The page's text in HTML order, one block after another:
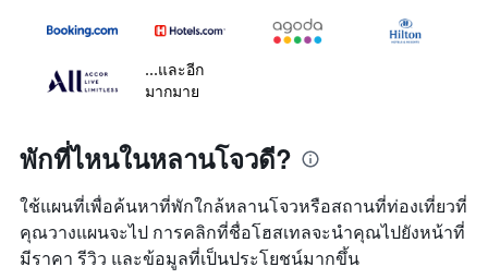
...และอีก
มากมาย
พักที่ไหนในหลานโจวดี?
ใช้แผนที่เพื่อค้นหาที่พักใกล้หลานโจวหรือสถานที่ท่องเที่ยวที่
คุณวางแผนจะไป การคลิกที่ชื่อโฮสเทลจะนำคุณไปยังหน้าที่
มีราคา รีวิว และข้อมูลที่เป็นประโยชน์มากขึ้น